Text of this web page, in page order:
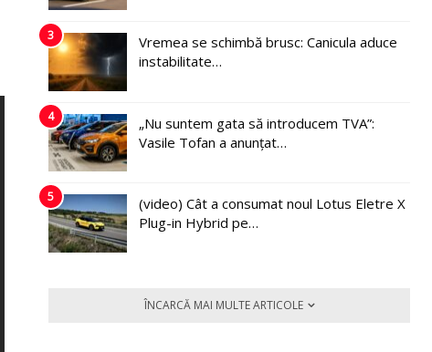
3
Vremea se schimbă brusc: Canicula aduce
instabilitate…
4
„Nu suntem gata să introducem TVA”:
Vasile Tofan a anunțat…
5
(video) Cât a consumat noul Lotus Eletre X
Plug-in Hybrid pe…
ÎNCARCĂ MAI MULTE ARTICOLE